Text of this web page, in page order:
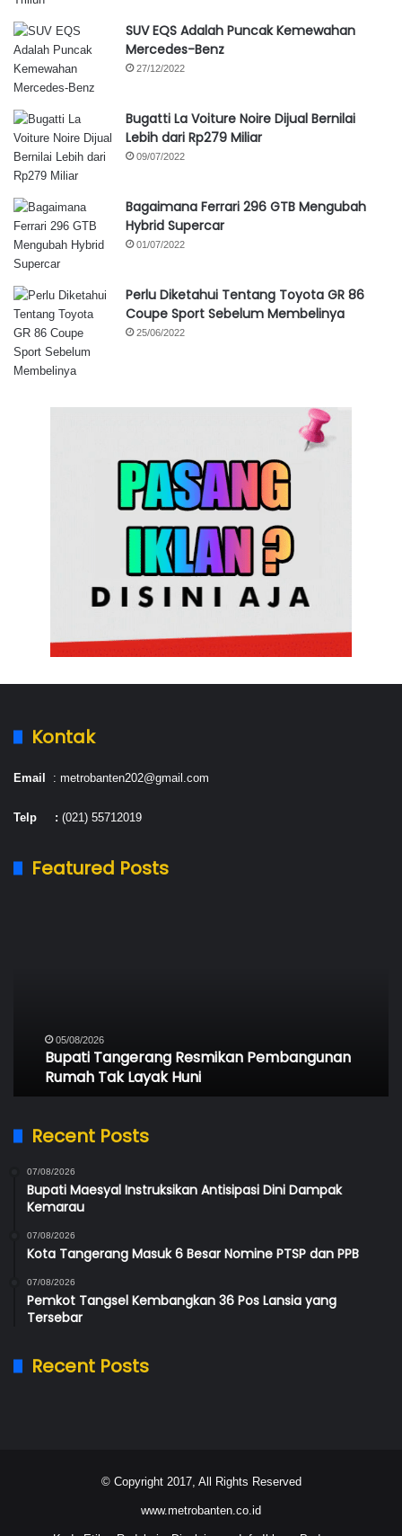
SUV EQS Adalah Puncak Kemewahan
Mercedes-Benz
27/12/2022
Bugatti La Voiture Noire Dijual Bernilai
Lebih dari Rp279 Miliar
09/07/2022
Bagaimana Ferrari 296 GTB Mengubah
Hybrid Supercar
01/07/2022
Perlu Diketahui Tentang Toyota GR 86
Coupe Sport Sebelum Membelinya
25/06/2022
Kontak
Email : metrobanten202@gmail.com
Telp : (021) 55712019
Featured Posts
05/08/2026
Bupati Tangerang Resmikan Pembangunan
Rumah Tak Layak Huni
Recent Posts
07/08/2026
Bupati Maesyal Instruksikan Antisipasi Dini Dampak
Kemarau
07/08/2026
Kota Tangerang Masuk 6 Besar Nomine PTSP dan PPB
07/08/2026
Pemkot Tangsel Kembangkan 36 Pos Lansia yang
Tersebar
Recent Posts
© Copyright 2017, All Rights Reserved
www.metrobanten.co.id